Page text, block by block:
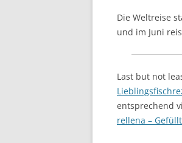
Die Weltreise
und im Juni
Last but not
entsprechend
rellena –